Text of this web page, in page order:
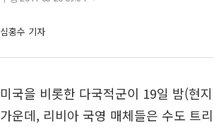
심홍수 기자
미국을 비롯한 다국적군이 19일 밤(현
가운데, 리비아 국영 매체들은 수도 트